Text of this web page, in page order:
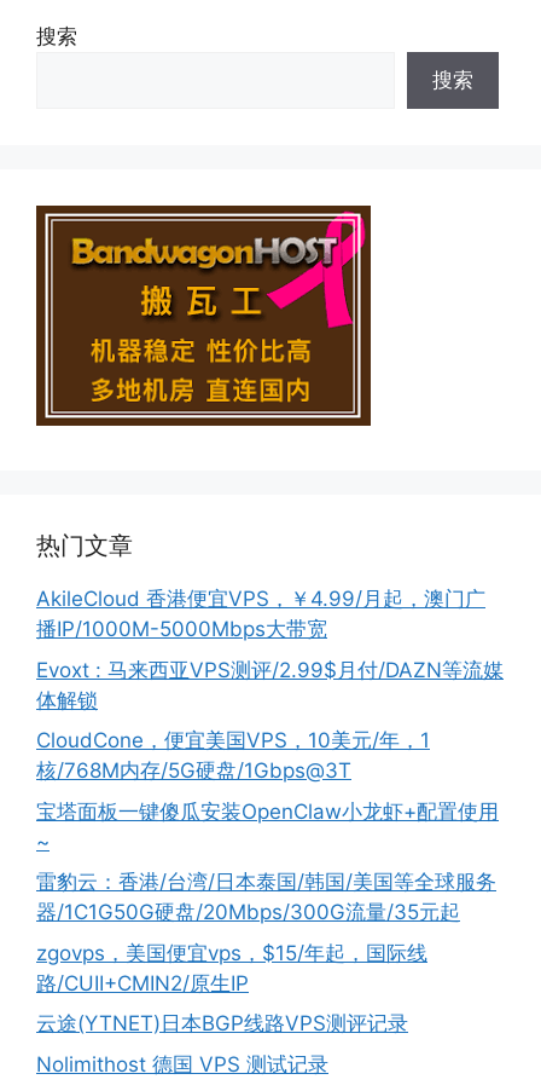
搜索
搜索
热门文章
AkileCloud 香港便宜VPS，￥4.99/月起，澳门广
播IP/1000M-5000Mbps大带宽
Evoxt : 马来西亚VPS测评/2.99$月付/DAZN等流媒
体解锁
CloudCone，便宜美国VPS，10美元/年，1
核/768M内存/5G硬盘/1Gbps@3T
宝塔面板一键傻瓜安装OpenClaw小龙虾+配置使用
~
雷豹云：香港/台湾/日本泰国/韩国/美国等全球服务
器/1C1G50G硬盘/20Mbps/300G流量/35元起
zgovps，美国便宜vps，$15/年起，国际线
路/CUII+CMIN2/原生IP
云途(YTNET)日本BGP线路VPS测评记录
Nolimithost 德国 VPS 测试记录